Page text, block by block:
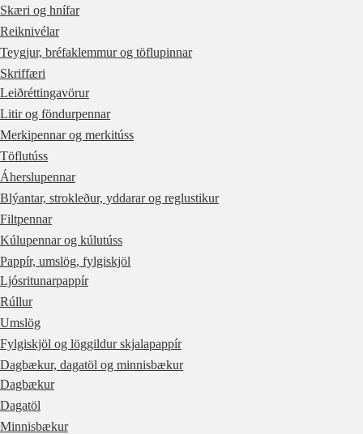
Skæri og hnífar
Reiknivélar
Teygjur, bréfaklemmur og töflupinnar
Skriffæri
Leiðréttingavörur
Litir og föndurpennar
Merkipennar og merkitúss
Töflutúss
Áherslupennar
Blýantar, strokleður, yddarar og reglustikur
Filtpennar
Kúlupennar og kúlutúss
Pappír, umslög, fylgiskjöl
Ljósritunarpappír
Rúllur
Umslög
Fylgiskjöl og löggildur skjalapappír
Dagbækur, dagatöl og minnisbækur
Dagbækur
Dagatöl
Minnisbækur